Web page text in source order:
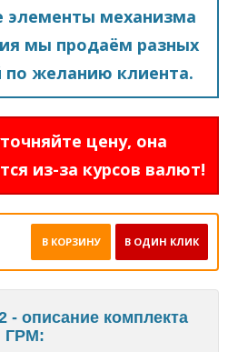
элементы механизма
мы продаём разных
по желанию клиента.
цену, она
из-за курсов валют!
В ОДИН КЛИК
В КОРЗИНУ
- описание комплекта
ГРМ: